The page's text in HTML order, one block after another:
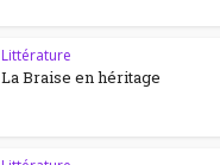
Littérature
La Braise en héritage